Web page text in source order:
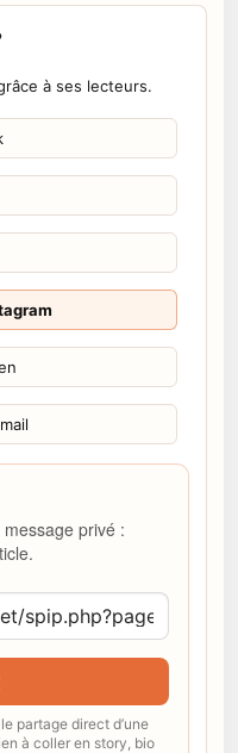
à ses lecteurs.
privé :
partage direct d’une
à coller en story, bio